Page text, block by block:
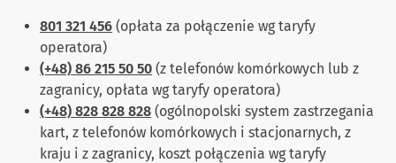
801 321 456 (opłata za połączenie wg taryfy
operatora)
(+48) 86 215 50 50 (z telefonów komórkowych lub z
zagranicy, opłata wg taryfy operatora)
(+48) 828 828 828 (ogólnopolski system zastrzegania
kart, z telefonów komórkowych i stacjonarnych, z
kraju i z zagranicy, koszt połączenia wg taryfy